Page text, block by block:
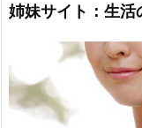
姉妹サイト：生活